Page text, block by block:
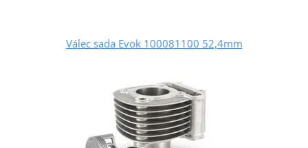
Válec sada Evok 100081100 52,4mm